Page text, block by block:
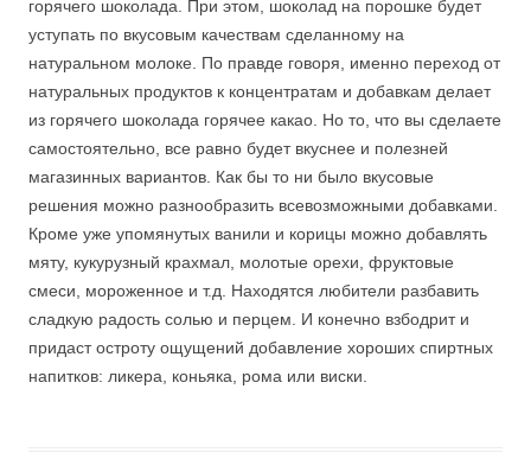
горячего шоколада. При этом, шоколад на порошке будет
уступать по вкусовым качествам сделанному на
натуральном молоке. По правде говоря, именно переход от
натуральных продуктов к концентратам и добавкам делает
из горячего шоколада горячее какао. Но то, что вы сделаете
самостоятельно, все равно будет вкуснее и полезней
магазинных вариантов. Как бы то ни было вкусовые
решения можно разнообразить всевозможными добавками.
Кроме уже упомянутых ванили и корицы можно добавлять
мяту, кукурузный крахмал, молотые орехи, фруктовые
смеси, мороженное и т.д. Находятся любители разбавить
сладкую радость солью и перцем. И конечно взбодрит и
придаст остроту ощущений добавление хороших спиртных
напитков: ликера, коньяка, рома или виски.